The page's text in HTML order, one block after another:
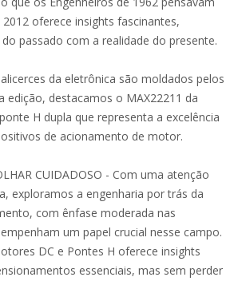
oferece insights fascinantes,
passado com a realidade do presente.
da eletrônica são moldados pelos
edição, destacamos o MAX22211 da
H dupla que representa a excelência
de acionamento de motor.
CUIDADOSO - Com uma atenção
exploramos a engenharia por trás da
com ênfase moderada nas
um papel crucial nesse campo.
DC e Pontes H oferece insights
essenciais, mas sem perder